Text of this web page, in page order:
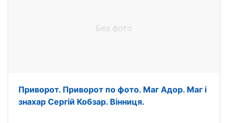
Без фото
Приворот. Приворот по фото. Маг Адор. Маг і
знахар Сергій Кобзар. Вінниця.